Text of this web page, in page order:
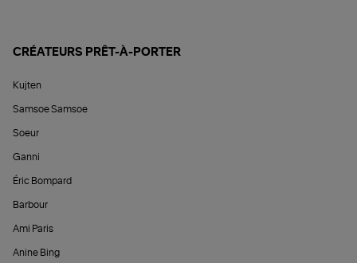
CRÉATEURS PRÊT-À-PORTER
Kujten
Samsoe Samsoe
Soeur
Ganni
Éric Bompard
Barbour
Ami Paris
Anine Bing